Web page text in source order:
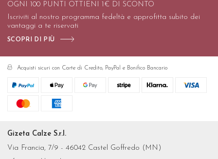
OGNI 100 PUNTI OTTIENI 1€ DI SCONTO
Iscriviti al nostro programma fedeltà e approfitta subito dei
vantaggi a te riservati
SCOPRI DI PIÙ
Acquisti sicuri con Carte di Credito, PayPal e Bonifico Bancario
Gizeta Calze S.r.l.
Via Francia, 7/9 - 46042 Castel Goffredo (MN)